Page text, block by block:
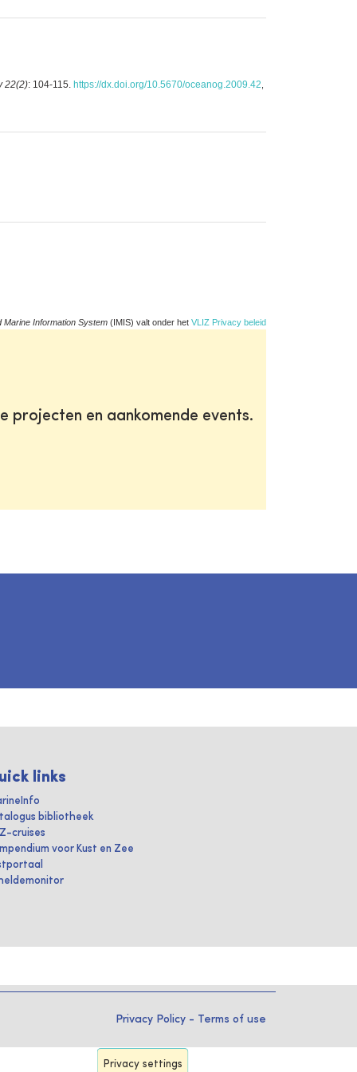
22(2): 104-115. https://dx.doi.org/10.5670/oceanog.2009.42
Marine Information System (IMIS) valt onder het VLIZ Privacy beleid
projecten en aankomende events.
links
bibliotheek
cruises
voor Kust en Zee
Privacy Policy - Terms of use
Privacy settings